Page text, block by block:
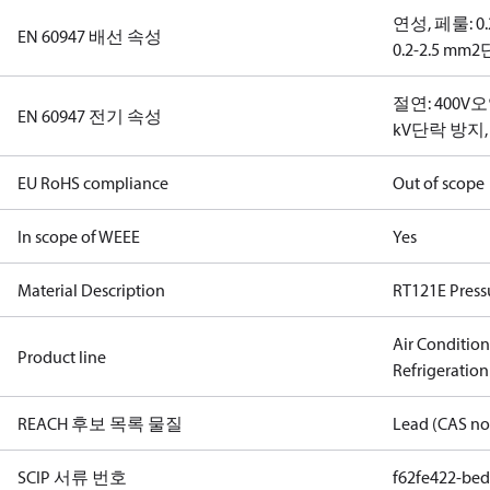
EN 60947 배선 속성
연성, 페룰:
0.2-2.5 mm2
EN 60947 전기 속성
절연: 400V
kV단락 방지
EU RoHS compliance Out of scope
In scope of WEEE Yes
Material Description RT121E
Product line
Air
Refrigeration
REACH 후보 목록 물질 Lead (CAS
SCIP 서류 번호 f62fe422-